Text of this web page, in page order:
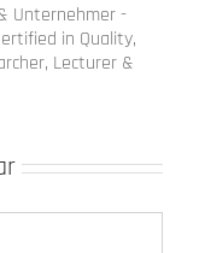
Unternehmer -
in Quality,
Lecturer &